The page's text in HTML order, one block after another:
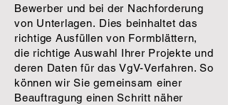
Bewerber und bei der Nachforderung
von Unterlagen. Dies beinhaltet das
richtige Ausfüllen von Formblättern,
die richtige Auswahl Ihrer Projekte und
deren Daten für das VgV-Verfahren. So
können wir Sie gemeinsam einer
Beauftragung einen Schritt näher